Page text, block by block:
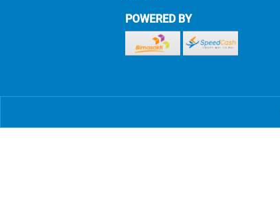
POWERED BY